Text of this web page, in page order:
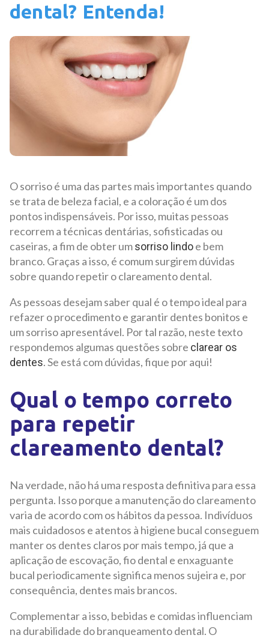
dental? Entenda!
O sorriso é uma das partes mais importantes quando
se trata de beleza facial, e a coloração é um dos
pontos indispensáveis. Por isso, muitas pessoas
recorrem a técnicas dentárias, sofisticadas ou
caseiras, a fim de obter umsorriso lindoe bem
branco. Graças a isso, é comum surgirem dúvidas
sobre quando repetir o clareamento dental.
As pessoas desejam saber qual é o tempo ideal para
refazer o procedimento e garantir dentes bonitos e
um sorriso apresentável. Por tal razão, neste texto
respondemos algumas questões sobre clarear os
dentes. Se está com dúvidas, fique por aqui!
Qual o tempo correto
para repetir
clareamento dental?
Na verdade, não há uma resposta definitiva para essa
pergunta. Isso porque a manutenção do clareamento
varia de acordo com os hábitos da pessoa. Indivíduos
mais cuidadosos e atentos à higiene bucal conseguem
manter os dentes claros por mais tempo, já que a
aplicação de escovação, fio dental e enxaguante
bucal periodicamente significa menos sujeira e, por
consequência, dentes mais brancos.
Complementar a isso, bebidas e comidas influenciam
na durabilidade do branqueamento dental. O